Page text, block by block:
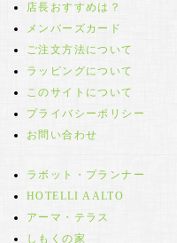
店長おすすめは？
メンバーズカード
ご注文方法について
ラッピングについて
このサイトについて
プライバシーポリシー
お問い合わせ
ラボット・プランナー
HOTELLI AALTO
アーマ・テラス
しもくの家